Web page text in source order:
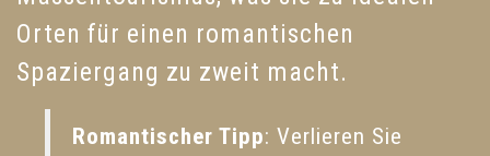
Orten für einen romantischen
Spaziergang zu zweit macht.
Romantischer Tipp: Verlieren Sie